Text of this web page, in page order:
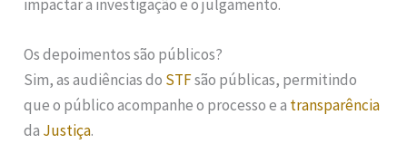
impactar a investigação e o julgamento.
Os depoimentos são públicos?
Sim, as audiências do STFsão públicas, permitindo
que o público acompanhe o processo e a transparência
da Justiça.